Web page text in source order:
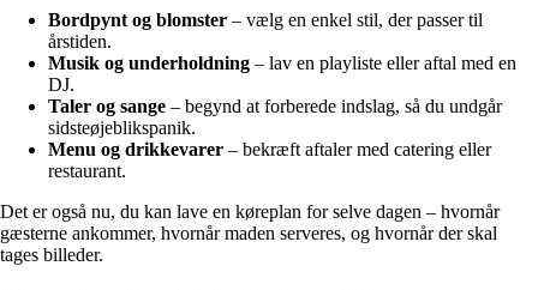
Bordpynt og blomster – vælg en enkel stil, der passer til
årstiden.
Musik og underholdning – lav en playliste eller aftal med en
DJ.
Taler og sange – begynd at forberede indslag, så du undgår
sidsteøjeblikspanik.
Menu og drikkevarer – bekræft aftaler med catering eller
restaurant.
Det er også nu, du kan lave en køreplan for selve dagen – hvornår
gæsterne ankommer, hvornår maden serveres, og hvornår der skal
tages billeder.